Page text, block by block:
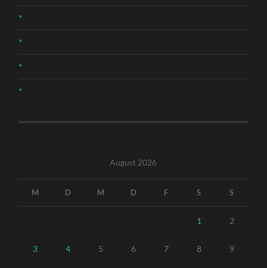
*
*
*
*
August 2026
M D M D F S S
1 2
3 4 5 6 7 8 9